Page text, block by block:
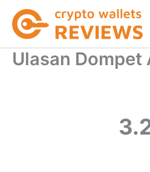
content
Ulasan Dompet